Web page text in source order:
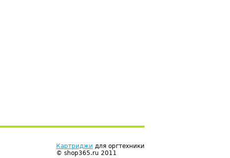
Картриджи для оргтехники
© shop365.ru 2011